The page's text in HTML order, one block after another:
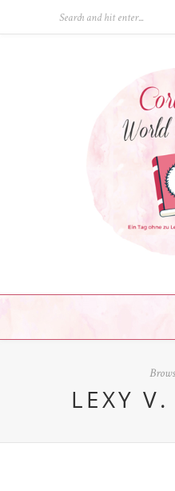
LEXY